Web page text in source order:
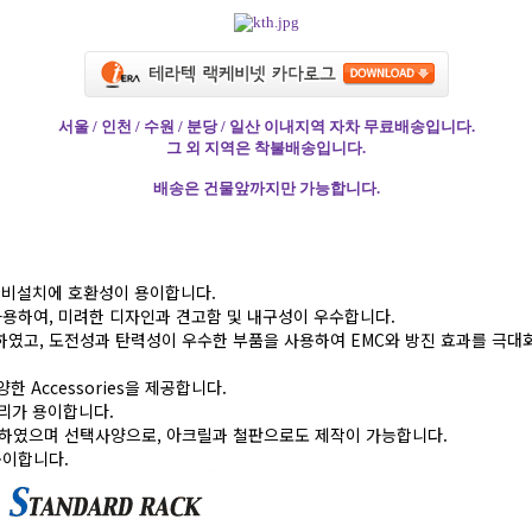
서울 / 인천 / 수원 / 분당 / 일산 이내지역 자차 무료배송입니다.
그 외 지역은 착불배송입니다.
배송은 건물앞까지만 가능합니다.
설치에 호환성이 용이합니다.
하여, 미려한 디자인과 견고함 및 내구성이 우수합니다.
고, 도전성과 탄력성이 우수한 부품을 사용하여 EMC와 방진 효과를 극
Accessories을 제공합니다.
가 용이합니다.
였으며 선택사양으로, 아크릴과 철판으로도 제작이 가능합니다.
합니다.